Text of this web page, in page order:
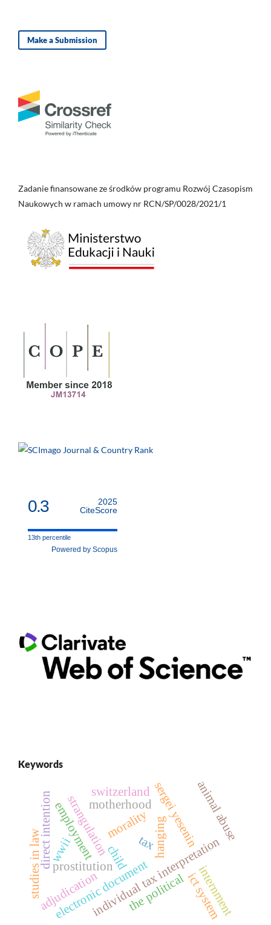
Make a Submission
Zadanie finansowane ze środków programu Rozwój Czasopism
Naukowych w ramach umowy nr RCN/SP/0028/2021/1
0.3
2025
CiteScore
13th percentile
Powered by Scopus
Keywords
prostitution
tax
individual tax interpretation
morality sergei yesenin
hanging
strangulationchild
motherhood
ict system
electronic document
employment
adjudication the political
animal abuse
direct intention
studies in law wwii
internment
switzerland